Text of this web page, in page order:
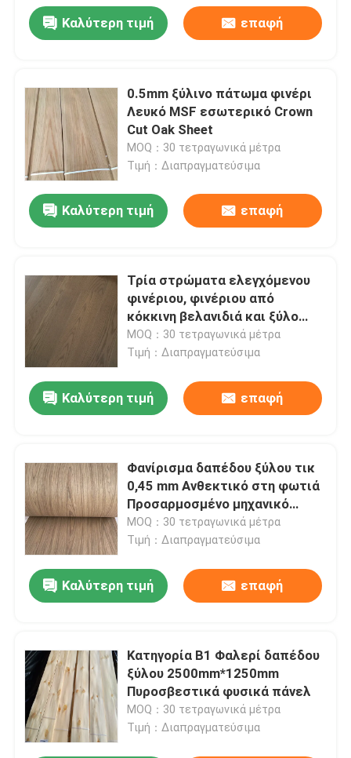
Καλύτερη τιμή επαφή
0.5mm ξύλινο πάτωμα φινέρι
Λευκό MSF εσωτερικό Crown
Cut Oak Sheet
MOQ：30 τετραγωνικά μέτρα
Τιμή：Διαπραγματεύσιμα
Καλύτερη τιμή επαφή
Τρία στρώματα ελεγχόμενου
φινέριου, φινέριου από
κόκκινη βελανιδιά και ξύλο
καρύδας.
MOQ：30 τετραγωνικά μέτρα
Τιμή：Διαπραγματεύσιμα
Καλύτερη τιμή επαφή
Φανίρισμα δαπέδου ξύλου τικ
0,45 mm Ανθεκτικό στη φωτιά
Προσαρμοσμένο μηχανικό
πρόσωπο
MOQ：30 τετραγωνικά μέτρα
Τιμή：Διαπραγματεύσιμα
Καλύτερη τιμή επαφή
Κατηγορία Β1 Φαλερί δαπέδου
ξύλου 2500mm*1250mm
Πυροσβεστικά φυσικά πάνελ
MOQ：30 τετραγωνικά μέτρα
Τιμή：Διαπραγματεύσιμα